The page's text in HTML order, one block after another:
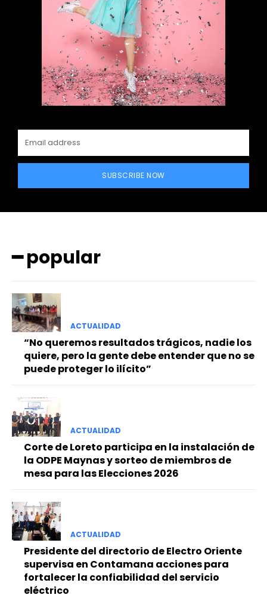
━ Planes
SUBSCRIBE NOW
━ popular
ACTUALIDAD
“No queremos resultados trágicos, nadie los
quiere, pero la gente debe entender que no se
puede proteger lo ilícito”
ACTUALIDAD
Corte de Loreto participa en la instalación de
la ODPE Maynas y sorteo de miembros de
mesa para las Elecciones 2026
ACTUALIDAD
Presidente del directorio de Electro Oriente
supervisa en Contamana acciones para
fortalecer la confiabilidad del servicio
eléctrico